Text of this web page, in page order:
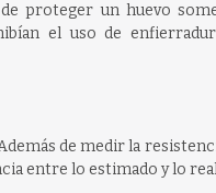
de proteger un huevo
el uso de
de medir la
entre lo estimado y lo